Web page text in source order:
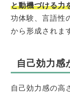
と動機づける力
功体験、言語性
から形成されま
自己効力感
自己効力感の高